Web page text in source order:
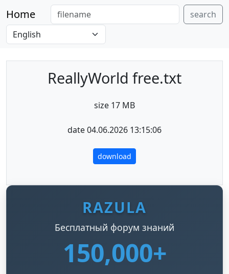
Home search
ReallyWorld free.txt
size 17 MB
date 04.06.2026 13:15:06
download
RAZULA
Бесплатный форум знаний
150,000+